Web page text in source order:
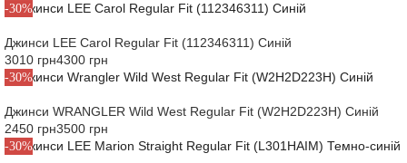
-30%
Джинси LEE Carol Regular Fit (112346311) Синій
3010 грн4300 грн
-30%
Джинси WRANGLER Wild West Regular Fit (W2H2D223H) Синій
2450 грн3500 грн
-30%